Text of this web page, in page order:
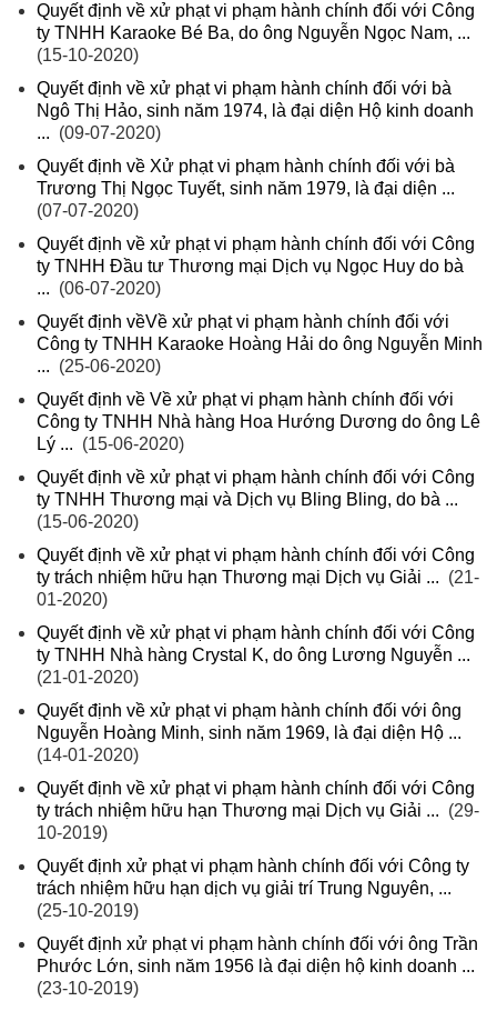
Quyết định về xử phạt vi phạm hành chính đối với Công
ty TNHH Karaoke Bé Ba, do ông Nguyễn Ngọc Nam, ...
(15-10-2020)
Quyết định về xử phạt vi phạm hành chính đối với bà
Ngô Thị Hảo, sinh năm 1974, là đại diện Hộ kinh doanh
... (09-07-2020)
Quyết định về Xử phạt vi phạm hành chính đối với bà
Trương Thị Ngọc Tuyết, sinh năm 1979, là đại diện ...
(07-07-2020)
Quyết định về xử phạt vi phạm hành chính đối với Công
ty TNHH Đầu tư Thương mại Dịch vụ Ngọc Huy do bà
... (06-07-2020)
Quyết định vềVề xử phạt vi phạm hành chính đối với
Công ty TNHH Karaoke Hoàng Hải do ông Nguyễn Minh
... (25-06-2020)
Quyết định về Về xử phạt vi phạm hành chính đối với
Công ty TNHH Nhà hàng Hoa Hướng Dương do ông Lê
Lý ... (15-06-2020)
Quyết định về xử phạt vi phạm hành chính đối với Công
ty TNHH Thương mại và Dịch vụ Bling Bling, do bà ...
(15-06-2020)
Quyết định về xử phạt vi phạm hành chính đối với Công
ty trách nhiệm hữu hạn Thương mại Dịch vụ Giải ... (21-
01-2020)
Quyết định về xử phạt vi phạm hành chính đối với Công
ty TNHH Nhà hàng Crystal K, do ông Lương Nguyễn ...
(21-01-2020)
Quyết định về xử phạt vi phạm hành chính đối với ông
Nguyễn Hoàng Minh, sinh năm 1969, là đại diện Hộ ...
(14-01-2020)
Quyết định về xử phạt vi phạm hành chính đối với Công
ty trách nhiệm hữu hạn Thương mại Dịch vụ Giải ... (29-
10-2019)
Quyết định xử phạt vi phạm hành chính đối với Công ty
trách nhiệm hữu hạn dịch vụ giải trí Trung Nguyên, ...
(25-10-2019)
Quyết định xử phạt vi phạm hành chính đối với ông Trần
Phước Lớn, sinh năm 1956 là đại diện hộ kinh doanh ...
(23-10-2019)